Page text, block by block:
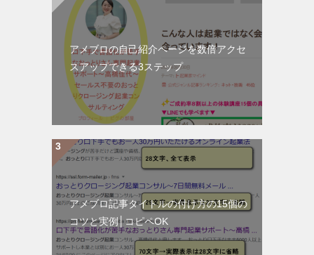
アメブロの自己紹介ページを数倍アクセ
スアップできる3ステップ
アメブロ記事タイトルの付け方の15個の
コツと実例│コピペOK